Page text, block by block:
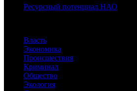
Ресурсный потенциал НАО
Власть
Экономика
Происшествия
Криминал
Общество
Экология